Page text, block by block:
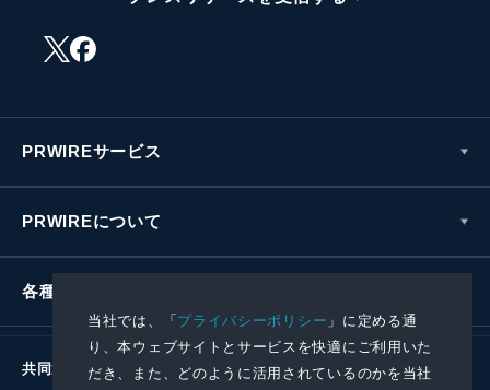
当社では、「プライバシーポリシー 」に定める通
り、本ウェブサイトとサービスを快適にご利用いた
だき、また、どのように活用されているのかを当社
PRWIREサービス
PRWIREについて
各種お問い合わせ
共同通信社グループ